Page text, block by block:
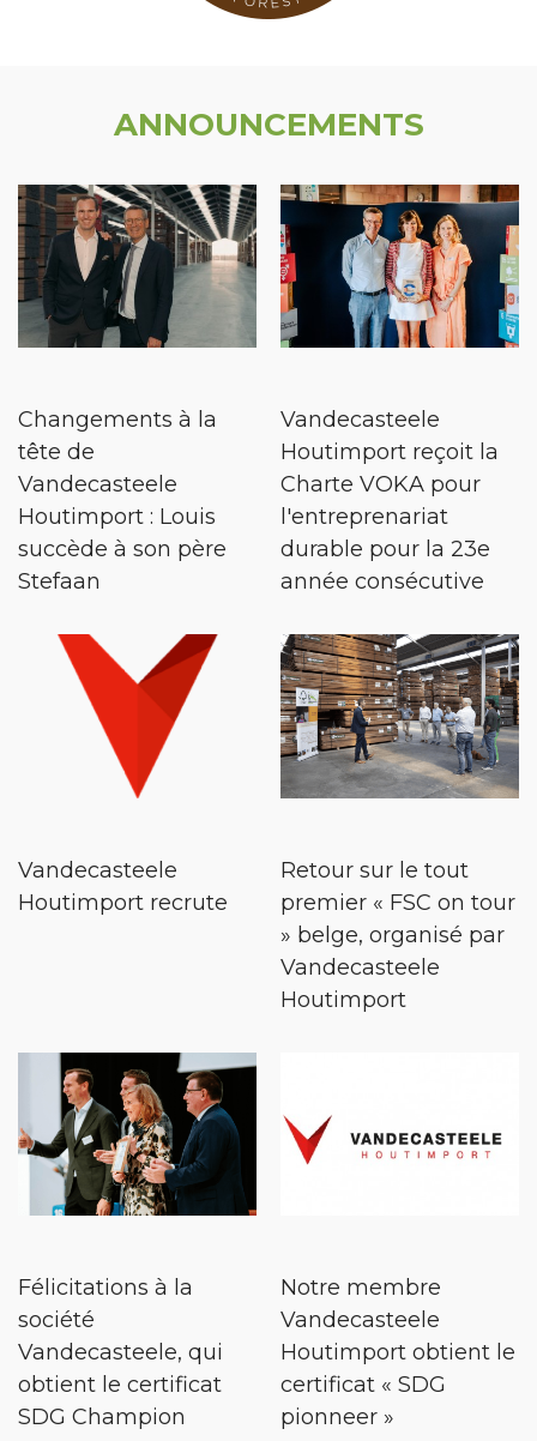
ANNOUNCEMENTS
Changements à la
tête de
Vandecasteele
Houtimport : Louis
succède à son père
Stefaan
Vandecasteele
Houtimport reçoit la
Charte VOKA pour
l'entreprenariat
durable pour la 23e
année consécutive
Vandecasteele
Houtimport recrute
Retour sur le tout
premier « FSC on tour
» belge, organisé par
Vandecasteele
Houtimport
Félicitations à la
société
Vandecasteele, qui
obtient le certificat
SDG Champion
Notre membre
Vandecasteele
Houtimport obtient le
certificat « SDG
pionneer »